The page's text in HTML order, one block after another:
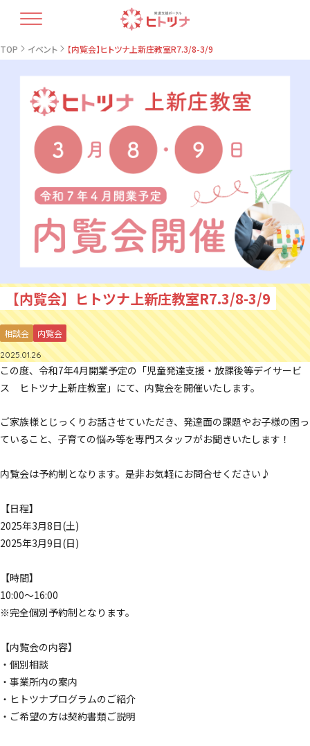
TOP
ヒトツナについて
支援プラン
療育人材育成
開業コラム
最新情報
教室情報
お問い合せ・資料請求
TOP イベント 【内覧会】ヒトツナ上新庄教室R7.3/8-3/9
【内覧会】ヒトツナ上新庄教室R7.3/8-3/9
相談会 内覧会
2025.01.26
この度、令和7年4月開業予定の「児童発達支援・放課後等デイサービ
ス ヒトツナ上新庄教室」にて、内覧会を開催いたします。
ご家族様とじっくりお話させていただき、発達面の課題やお子様の困っ
ていること、子育ての悩み等を専門スタッフがお聞きいたします！
内覧会は予約制となります。是非お気軽にお問合せください♪
【日程】
2025年3月8日(土)
2025年3月9日(日)
【時間】
10:00〜16:00
※完全個別予約制となります。
【内覧会の内容】
・個別相談
・事業所内の案内
・ヒトツナプログラムのご紹介
・ご希望の方は契約書類ご説明